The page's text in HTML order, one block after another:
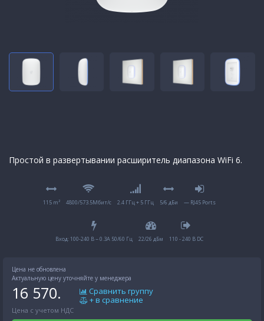
Простой в развертывании расширитель диапазона WiFi 6.
115 m² 4800/573.5Мбит/с 2.4 ГГц + 5 ГГц 5/6 дБи — RJ45 Ports
Вход: 100-240 В ~ 0.3A 50/60 Гц 22/26 дБм 110 - 240 В DC
Цена не обновлена
Актуальную цену уточняйте у менеджера
16 570.
Цена с учетом НДС
Сравнить группу
+ в сравнение